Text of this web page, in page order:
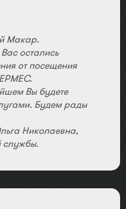
Макар.
остались
от посещения
Вы будете
Будем рады
Николаевна,
службы.